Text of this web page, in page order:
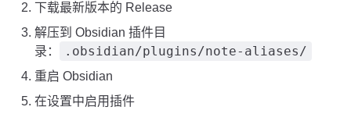
下载最新版本的 Release
解压到 Obsidian 插件目
录：
.obsidian/plugins/note-aliases/
重启 Obsidian
在设置中启用插件